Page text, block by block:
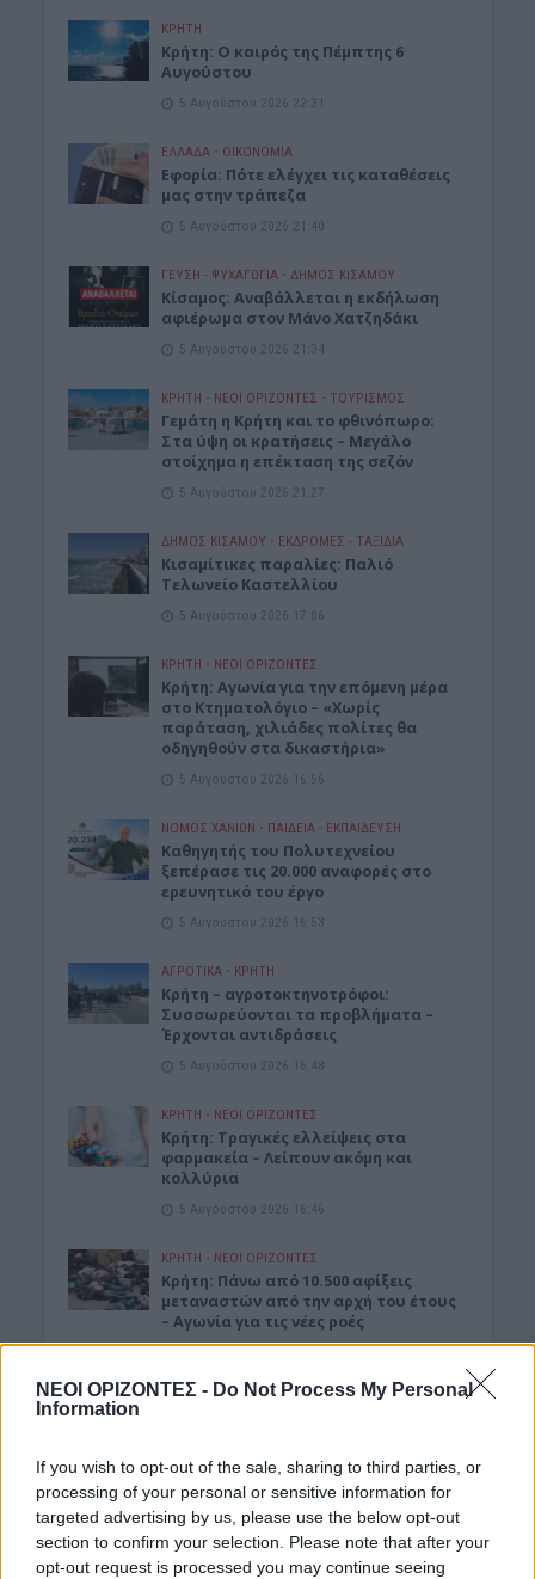
ΝΕΟΙ ΟΡΙΖΟΝΤΕΣ - Do Not Process My Personal
Information
If you wish to opt-out of the sale, sharing to third parties, or
processing of your personal or sensitive information for
targeted advertising by us, please use the below opt-out
section to confirm your selection. Please note that after your
opt-out request is processed you may continue seeing
ΚΡΗΤΗ
Κρήτη: Ο καιρός της Πέμπτης 6
Αυγούστου
5 Αυγούστου 2026 22:31
ΕΛΛΑΔΑ • ΟΙΚΟΝΟΜΙΑ
Εφορία: Πότε ελέγχει τις καταθέσεις
μας στην τράπεζα
5 Αυγούστου 2026 21:40
ΓΕΎΣΗ - ΨΥΧΑΓΩΓΊΑ • ΔΉΜΟΣ ΚΙΣΆΜΟΥ
Κίσαμος: Αναβάλλεται η εκδήλωση
αφιέρωμα στον Μάνο Χατζηδάκι
5 Αυγούστου 2026 21:34
ΚΡΗΤΗ • ΝΕΟΙ ΟΡΙΖΟΝΤΕΣ • ΤΟΥΡΙΣΜΟΣ
Γεμάτη η Κρήτη και το φθινόπωρο:
Στα ύψη οι κρατήσεις – Μεγάλο
στοίχημα η επέκταση της σεζόν
5 Αυγούστου 2026 21:27
ΔΉΜΟΣ ΚΙΣΆΜΟΥ • ΕΚΔΡΟΜΈΣ - ΤΑΞΊΔΙΑ
Kισαμίτικες παραλίες: Παλιό
Τελωνείο Καστελλίου
5 Αυγούστου 2026 17:06
ΚΡΗΤΗ • ΝΕΟΙ ΟΡΙΖΟΝΤΕΣ
Kρήτη: Αγωνία για την επόμενη μέρα
στο Κτηματολόγιο – «Χωρίς
παράταση, χιλιάδες πολίτες θα
οδηγηθούν στα δικαστήρια»
5 Αυγούστου 2026 16:56
ΝΟΜΌΣ ΧΑΝΊΩΝ • ΠΑΙΔΕΙΑ - ΕΚΠΑΙΔΕΥΣΗ
Καθηγητής του Πολυτεχνείου
ξεπέρασε τις 20.000 αναφορές στο
ερευνητικό του έργο
5 Αυγούστου 2026 16:53
ΑΓΡΟΤΙΚΑ • ΚΡΗΤΗ
Κρήτη – αγροτοκτηνοτρόφοι:
Συσσωρεύονται τα προβλήματα –
Έρχονται αντιδράσεις
5 Αυγούστου 2026 16:48
ΚΡΗΤΗ • ΝΕΟΙ ΟΡΙΖΟΝΤΕΣ
Κρήτη: Τραγικές ελλείψεις στα
φαρμακεία – Λείπουν ακόμη και
κολλύρια
5 Αυγούστου 2026 16:46
ΚΡΗΤΗ • ΝΕΟΙ ΟΡΙΖΟΝΤΕΣ
Κρήτη: Πάνω από 10.500 αφίξεις
μεταναστών από την αρχή του έτους
– Αγωνία για τις νέες ροές
ΓΕΎΣΗ - ΨΥΧΑΓΩΓΊΑ • ΝΟΜΌΣ ΧΑΝΊΩΝ
Ανατολικής Τάφρου
5 Αυγούστου 2026 13:05
ΓΕΎΣΗ - ΨΥΧΑΓΩΓΊΑ • ΔΉΜΟΣ ΚΙΣΆΜΟΥ •
ΝΕΟΙ ΟΡΙΖΟΝΤΕΣ • ΠΟΛΙΤΙΣΜΟΣ